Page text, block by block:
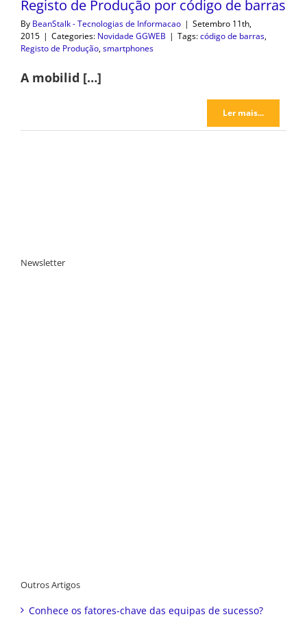
Registo de Produção por código de barras
By BeanStalk - Tecnologias de Informacao | Setembro 11th,
2015 | Categories: Novidade GGWEB | Tags:código de barras,
Registo de Produção,smartphones
A mobilid […]
Ler mais...
Newsletter
Outros Artigos
Conhece os fatores-chave das equipas de sucesso?